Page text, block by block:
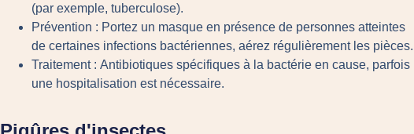
(par exemple, tuberculose).
Prévention : Portez un masque en présence de personnes atteintes
de certaines infections bactériennes, aérez régulièrement les pièces.
Traitement : Antibiotiques spécifiques à la bactérie en cause, parfois
une hospitalisation est nécessaire.